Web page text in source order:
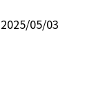
2025/05/03